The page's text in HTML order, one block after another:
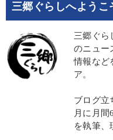
三郷ぐらしへようこ
三郷ぐら
のニュー
情報など
ア。
ブログ立
月に月間
を執筆、